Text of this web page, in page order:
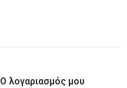
Ο λογαριασμός μου